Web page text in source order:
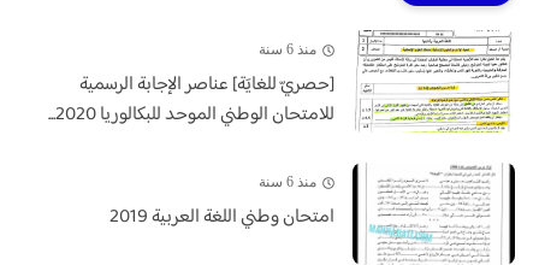
منذ 6 سنة
[حصريّ للغايَة] عناصر الإجابة الرسمية
للامتحان الوطني الموحد للبكالوريا 2020...
منذ 6 سنة
امتحان وطني اللغة العربية 2019